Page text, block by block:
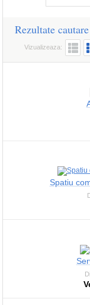
Rezultate cautare
Vizualizeaza:
Spatiu